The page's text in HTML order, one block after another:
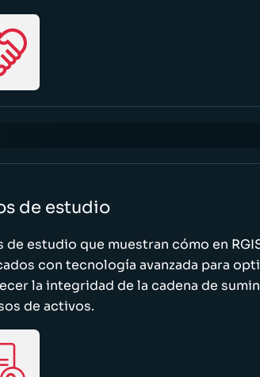
de estudio
de estudio que muestran cómo en
con tecnología avanzada para
la integridad de la cadena de
de activos.